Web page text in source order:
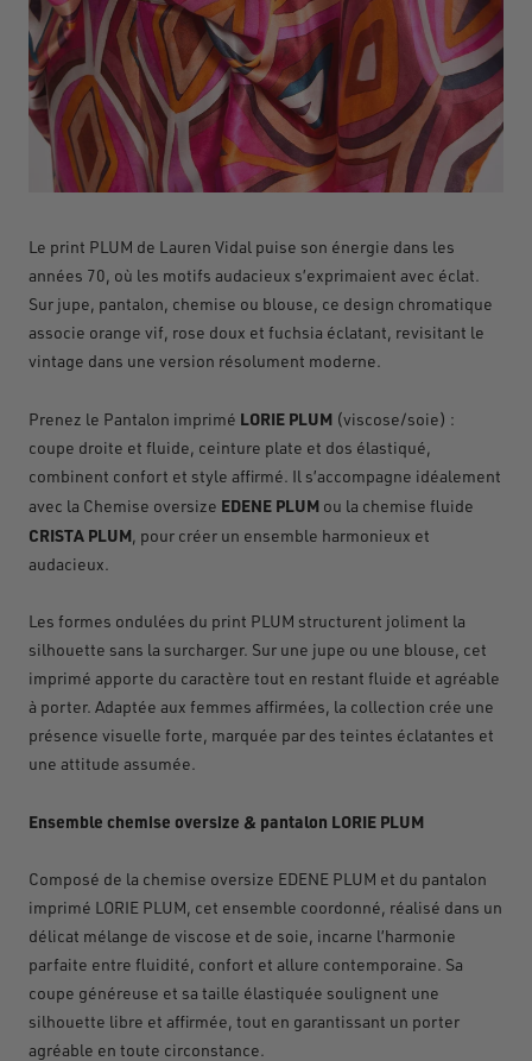
Le print PLUM de Lauren Vidal puise son énergie dans les
années 70, où les motifs audacieux s’exprimaient avec éclat.
Sur jupe, pantalon, chemise ou blouse, ce design chromatique
associe orange vif, rose doux et fuchsia éclatant, revisitant le
vintage dans une version résolument moderne.
Prenez le Pantalon imprimé LORIE PLUM (viscose/soie) :
coupe droite et fluide, ceinture plate et dos élastiqué,
combinent confort et style affirmé. Il s’accompagne idéalement
avec la Chemise oversize EDENE PLUM ou la chemise fluide
CRISTA PLUM , pour créer un ensemble harmonieux et
audacieux.
Les formes ondulées du print PLUM structurent joliment la
silhouette sans la surcharger. Sur une jupe ou une blouse, cet
imprimé apporte du caractère tout en restant fluide et agréable
à porter. Adaptée aux femmes affirmées, la collection crée une
présence visuelle forte, marquée par des teintes éclatantes et
une attitude assumée.
Ensemble chemise oversize & pantalon LORIE PLUM
Composé de la chemise oversize EDENE PLUM et du pantalon
imprimé LORIE PLUM, cet ensemble coordonné, réalisé dans un
délicat mélange de viscose et de soie, incarne l’harmonie
parfaite entre fluidité, confort et allure contemporaine. Sa
coupe généreuse et sa taille élastiquée soulignent une
silhouette libre et affirmée, tout en garantissant un porter
agréable en toute circonstance.